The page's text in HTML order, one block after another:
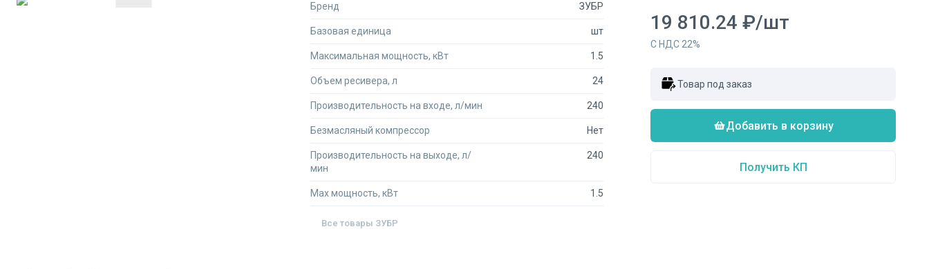
Бренд ЗУБР
Базовая единица шт
Максимальная мощность, кВт 1.5
Объем ресивера, л 24
Производительность на входе, л/мин 240
Безмасляный компрессор Нет
Производительность на выходе, л/
мин
240
Max мощность, кВт 1.5
Все товары ЗУБР
19 810.24 ₽/шт
С НДС 22%
Товар под заказ
Добавить в корзину
Получить КП